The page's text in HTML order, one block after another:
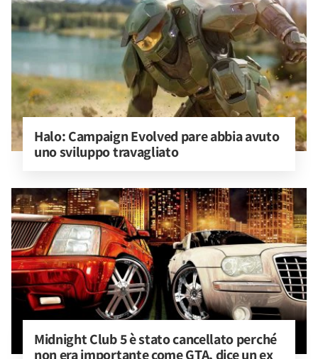
Halo: Campaign Evolved pare abbia avuto
uno sviluppo travagliato
Midnight Club 5 è stato cancellato perché
non era importante come GTA, dice un ex